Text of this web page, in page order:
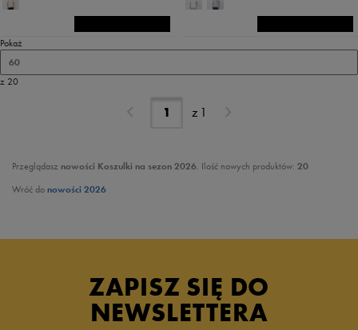
Pokaż
60
z 20
z 1
Przeglądasz nowości Koszulki na sezon 2026. Ilość nowych produktów: 20
Wróć donowości 2026
ZAPISZ SIĘ DO
NEWSLETTERA